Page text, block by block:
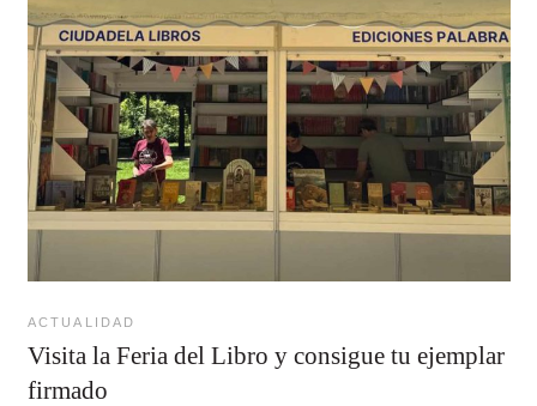
ACTUALIDAD
Visita la Feria del Libro y consigue tu ejemplar
firmado